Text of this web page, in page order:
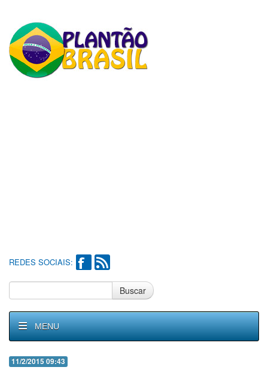
REDES SOCIAIS:
Buscar
MENU
11/2/2015 09:43